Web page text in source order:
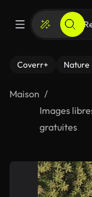
Coverr+ Nature
Maison
Images
gratuites